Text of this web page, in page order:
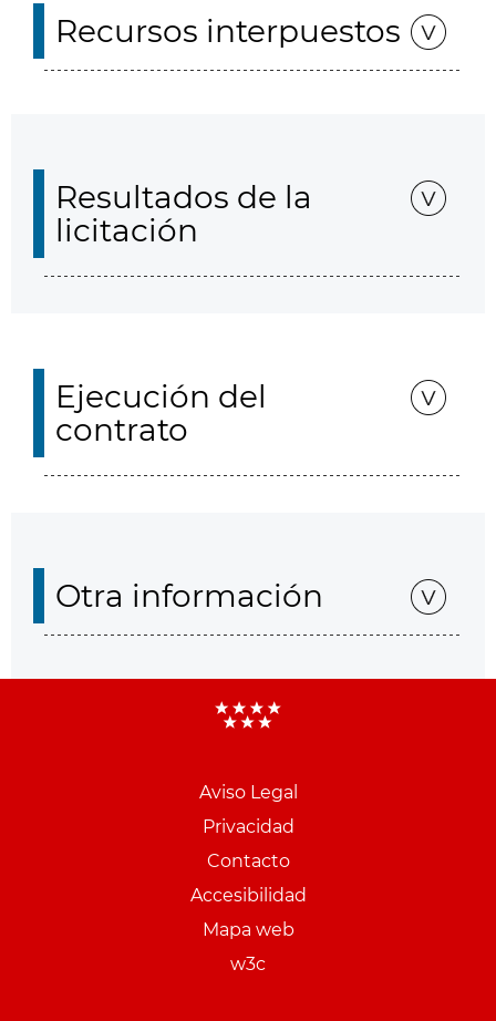
Recursos interpuestos
Resultados de la
licitación
Ejecución del
contrato
Otra información
Aviso Legal
Privacidad
Contacto
Accesibilidad
Mapa web
w3c